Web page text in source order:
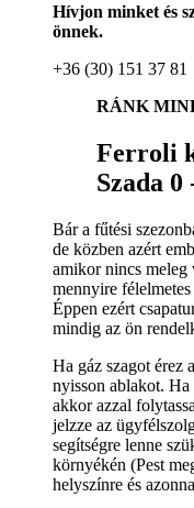
Hívjon minket és
önnek.
+36 (30) 151 37 81
RÁNK
Ferroli
Szada 0
Bár a fűtési
de közben azért
amikor nincs
mennyire félelmetes
Éppen ezért
mindig az ön
Ha gáz szagot érez
nyisson ablakot. Ha
akkor azzal
jelzze az
segítségre lenne
környékén (Pest
helyszínre és